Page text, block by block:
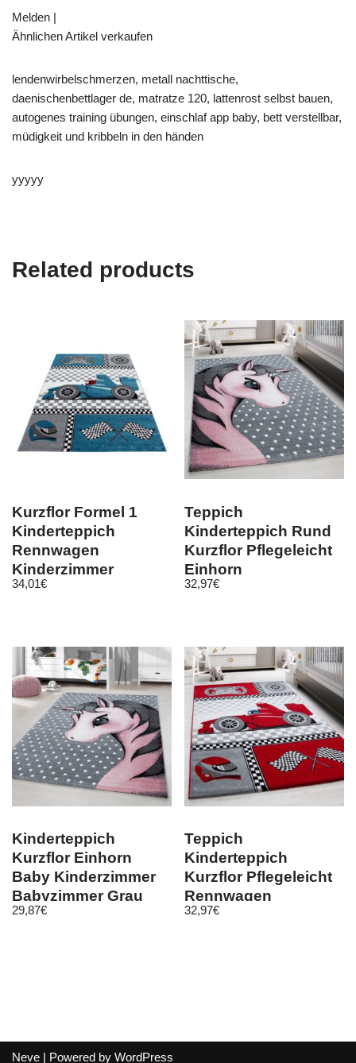
Melden |
Ähnlichen Artikel verkaufen
lendenwirbelschmerzen, metall nachttische,
daenischenbettlager de, matratze 120, lattenrost selbst bauen,
autogenes training übungen, einschlaf app baby, bett verstellbar,
müdigkeit und kribbeln in den händen
yyyyy
Related products
Kurzflor Formel 1
Kinderteppich
Rennwagen
Kinderzimmer
Teppich versch.
34,01€
Teppich
Kinderteppich Rund
Kurzflor Pflegeleicht
Einhorn
Kinderzimmer Pink
32,97€
Kinderteppich
Kurzflor Einhorn
Baby Kinderzimmer
Babyzimmer Grau
Pink Meliert
29,87€
Teppich
Kinderteppich
Kurzflor Pflegeleicht
Rennwagen
Kinderzimmer Rot
32,97€
Neve | Powered by WordPress